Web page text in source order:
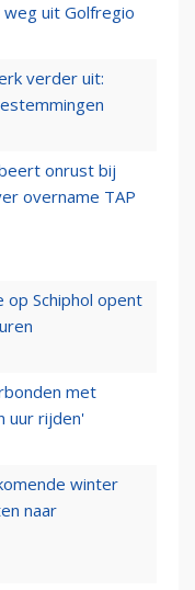
uit Golfregio
verder uit:
onrust bij
overname TAP
op Schiphol opent
met
uur rijden'
winter
naar